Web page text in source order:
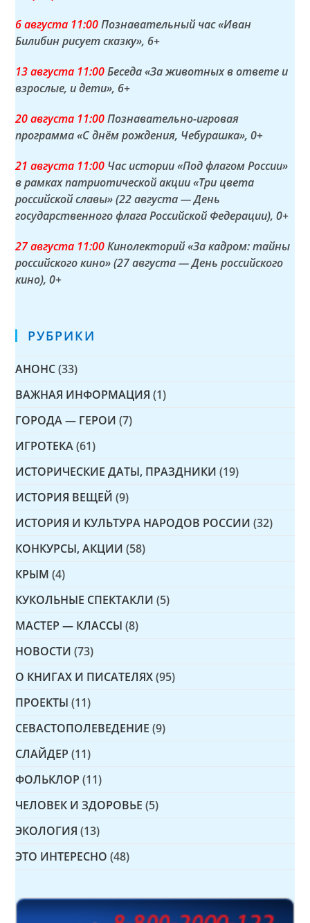
6 августа 11:00Познавательный час «Иван
Билибин рисует сказку», 6+
13 августа 11:00Беседа «За животных в ответе и
взрослые, и дети», 6+
20 августа 11:00Познавательно-игровая
программа «С днём рождения, Чебурашка», 0+
21 августа 11:00 Час истории «Под флагом России»
в рамках патриотической акции «Три цвета
российской славы» (22 августа — День
государственного флага Российской Федерации), 0+
27 августа 11:00Кинолекторий «За кадром: тайны
российского кино» (27 августа — День российского
кино), 0+
РУБРИКИ
АНОНС (33)
ВАЖНАЯ ИНФОРМАЦИЯ (1)
ГОРОДА — ГЕРОИ (7)
ИГРОТЕКА (61)
ИСТОРИЧЕСКИЕ ДАТЫ, ПРАЗДНИКИ (19)
ИСТОРИЯ ВЕЩЕЙ (9)
ИСТОРИЯ И КУЛЬТУРА НАРОДОВ РОССИИ (32)
КОНКУРСЫ, АКЦИИ (58)
КРЫМ (4)
КУКОЛЬНЫЕ СПЕКТАКЛИ (5)
МАСТЕР — КЛАССЫ (8)
НОВОСТИ (73)
О КНИГАХ И ПИСАТЕЛЯХ (95)
ПРОЕКТЫ (11)
СЕВАСТОПОЛЕВЕДЕНИЕ (9)
СЛАЙДЕР (11)
ФОЛЬКЛОР (11)
ЧЕЛОВЕК И ЗДОРОВЬЕ (5)
ЭКОЛОГИЯ (13)
ЭТО ИНТЕРЕСНО (48)